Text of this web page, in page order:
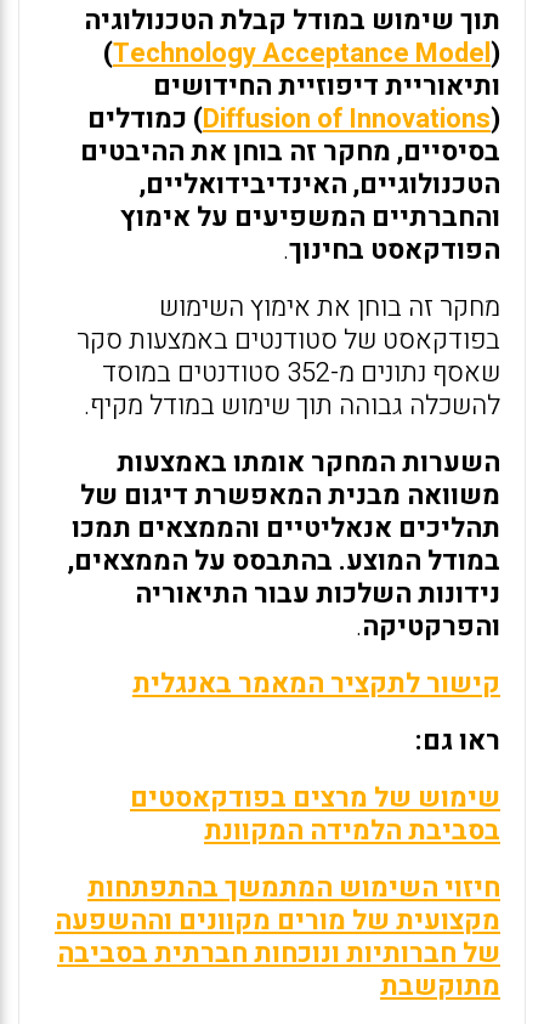
תוך שימוש במודל קבלת הטכנולוגיה
(
Technology Acceptance Model
)
ותיאוריית דיפוזיית החידושים
(
Diffusion of Innovations) כמודלים
בסיסיים, מחקר זה בוחן את ההיבטים
הטכנולוגיים, האינדיבידואליים,
והחברתיים המשפיעים על אימוץ
הפודקאסט בחינוך.
מחקר זה בוחן את אימוץ השימוש
בפודקאסט של סטודנטים באמצעות סקר
שאסף נתונים מ-352 סטודנטים במוסד
להשכלה גבוהה תוך שימוש במודל מקיף.
השערות המחקר אומתו באמצעות
משוואה מבנית המאפשרת דיגום של
תהליכים אנאליטיים והממצאים תמכו
במודל המוצע. בהתבסס על הממצאים,
נידונות השלכות עבור התיאוריה
והפרקטיקה.
קישור לתקציר המאמר באנגלית
ראו גם:
שימוש של מרצים בפודקאסטים
בסביבת הלמידה המקוונת
חיזוי השימוש המתמשך בהתפתחות
מקצועית של מורים מקוונים וההשפעה
של חברותיות ונוכחות חברתית בסביבה
מתוקשבת